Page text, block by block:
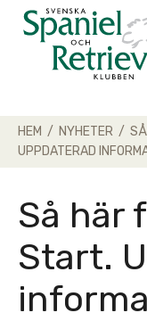
Skip
HEM / NYHETER /
UPPDATERAD
Så här
Start.